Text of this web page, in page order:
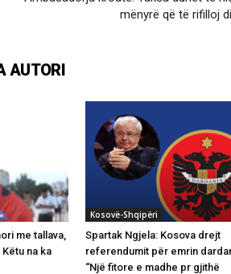
mënyrë që të rifilloj
AUTORI
me tallava,
na ka
Kosovë-Shqipëri
Spartak Ngjela: Kosova drejt
referendumit për emrin
“Një fitore e madhe pr gjithë